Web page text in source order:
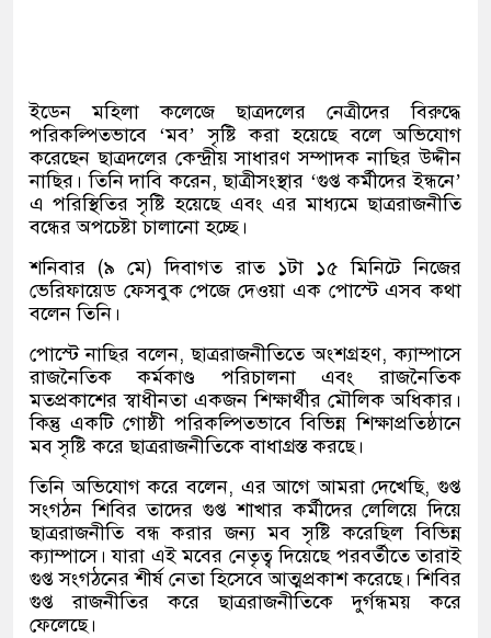
ইডেন মহিলা কলেজে ছাত্রদলের নেত্রীদের বিরুদ্ধে
পরিকল্পিতভাবে ‘মব’ সৃষ্টি করা হয়েছে বলে অভিযোগ
করেছেন ছাত্রদলের কেন্দ্রীয় সাধারণ সম্পাদক নাছির উদ্দীন
নাছির। তিনি দাবি করেন, ছাত্রীসংস্থার ‘গুপ্ত কর্মীদের ইন্ধনে’
এ পরিস্থিতির সৃষ্টি হয়েছে এবং এর মাধ্যমে ছাত্ররাজনীতি
বন্ধের অপচেষ্টা চালানো হচ্ছে।
শনিবার (৯ মে) দিবাগত রাত ১টা ১৫ মিনিটে নিজের
ভেরিফায়েড ফেসবুক পেজে দেওয়া এক পোস্টে এসব কথা
বলেন তিনি।
পোস্টে নাছির বলেন, ছাত্ররাজনীতিতে অংশগ্রহণ, ক্যাম্পাসে
রাজনৈতিক কর্মকাণ্ড পরিচালনা এবং রাজনৈতিক
মতপ্রকাশের স্বাধীনতা একজন শিক্ষার্থীর মৌলিক অধিকার।
কিন্তু একটি গোষ্ঠী পরিকল্পিতভাবে বিভিন্ন শিক্ষাপ্রতিষ্ঠানে
মব সৃষ্টি করে ছাত্ররাজনীতিকে বাধাগ্রস্ত করছে।
তিনি অভিযোগ করে বলেন, এর আগে আমরা দেখেছি, গুপ্ত
সংগঠন শিবির তাদের গুপ্ত শাখার কর্মীদের লেলিয়ে দিয়ে
ছাত্ররাজনীতি বন্ধ করার জন্য মব সৃষ্টি করেছিল বিভিন্ন
ক্যাম্পাসে। যারা এই মবের নেতৃত্ব দিয়েছে পরবর্তীতে তারাই
গুপ্ত সংগঠনের শীর্ষ নেতা হিসেবে আত্মপ্রকাশ করেছে। শিবির
গুপ্ত রাজনীতির করে ছাত্ররাজনীতিকে দুর্গন্ধময় করে
ফেলেছে।